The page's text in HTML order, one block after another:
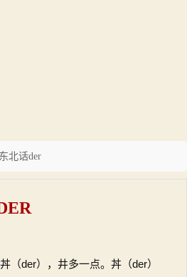
北话der
（der），井多一点。丼（der）